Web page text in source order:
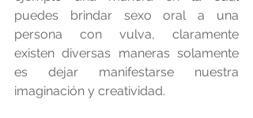
puedes brindar sexo oral a una
persona con vulva, claramente
existen diversas maneras solamente
es dejar manifestarse nuestra
imaginación y creatividad.